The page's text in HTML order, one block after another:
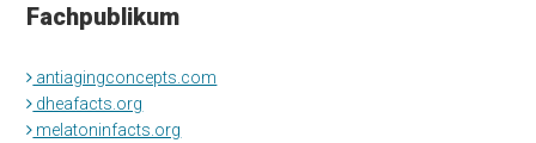
Fachpublikum
antiagingconcepts.com
dheafacts.org
melatoninfacts.org